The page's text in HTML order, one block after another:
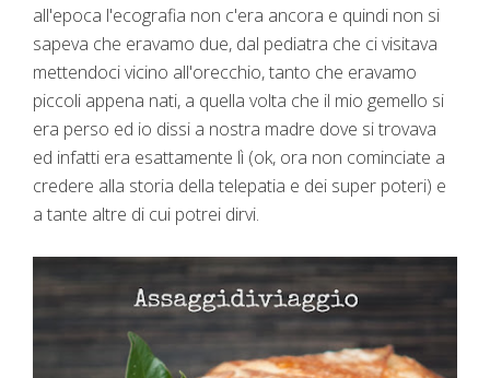
all'epoca l'ecografia non c'era ancora e quindi non si
sapeva che eravamo due, dal pediatra che ci visitava
mettendoci vicino all'orecchio, tanto che eravamo
piccoli appena nati, a quella volta che il mio gemello si
era perso ed io dissi a nostra madre dove si trovava
ed infatti era esattamente lì (ok, ora non cominciate a
credere alla storia della telepatia e dei super poteri) e
a tante altre di cui potrei dirvi.